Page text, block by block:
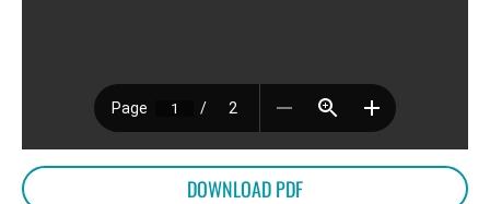
DOWNLOAD PDF